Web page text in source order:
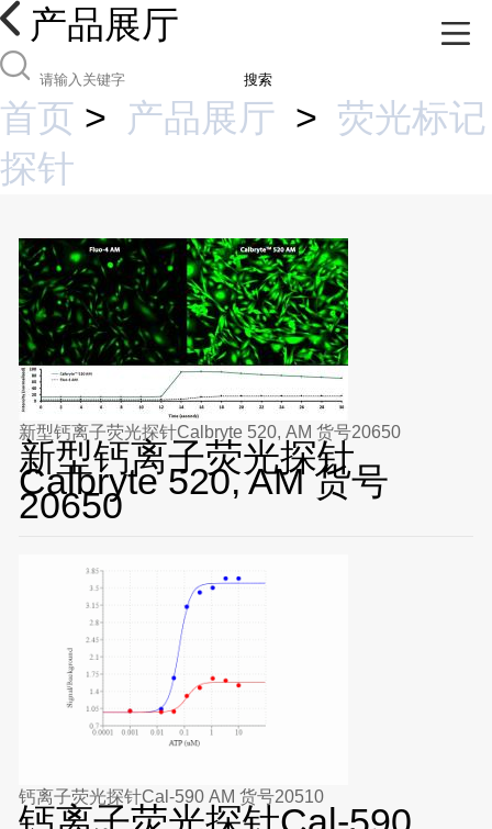
产品展厅
搜索
首页 > 产品展厅 > 荧光标记
探针
新型钙离子荧光探针Calbryte 520, AM 货号20650
新型钙离子荧光探针
Calbryte 520, AM 货号
20650
钙离子荧光探针Cal-590 AM 货号20510